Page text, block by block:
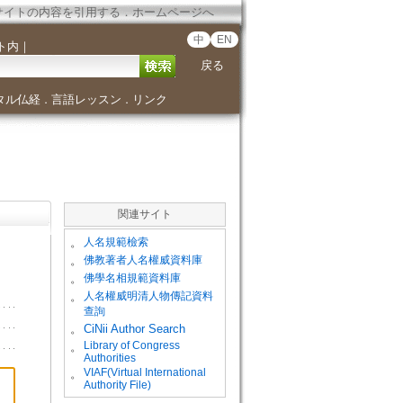
イトの内容を引用する．ホームページへ
内 ｜ 中 EN
戻る
ル仏経． 言語レッスン ． リンク
関連サイト
。 人名規範檢索
。 佛教著者人名權威資料庫
。 佛學名相規範資料庫
。
人名權威明清人物傳記資料
查詢
。
CiNii Author Search
。
Library of Congress
Authorities
。
VIAF(Virtual International
Authority File)